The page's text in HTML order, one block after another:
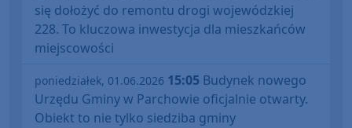
się dołożyć do remontu drogi wojewódzkiej
228. To kluczowa inwestycja dla mieszkańców
miejscowości
poniedziałek, 01.06.2026 15:05 Budynek nowego
Urzędu Gminy w Parchowie oficjalnie otwarty.
Obiekt to nie tylko siedziba gminy